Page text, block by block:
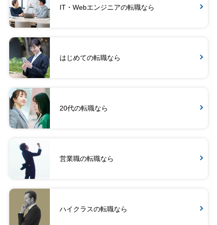
IT・Webエンジニアの転職なら
はじめての転職なら
20代の転職なら
営業職の転職なら
ハイクラスの転職なら